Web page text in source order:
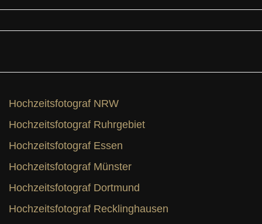
Hochzeitsfotograf NRW
Hochzeitsfotograf Ruhrgebiet
Hochzeitsfotograf Essen
Hochzeitsfotograf Münster
Hochzeitsfotograf Dortmund
Hochzeitsfotograf Recklinghausen